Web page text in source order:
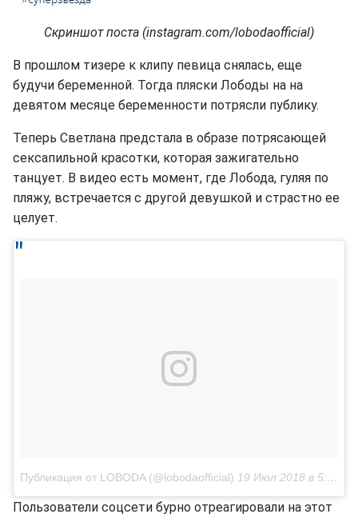
Скриншот поста (instagram.com/lobodaofficial)
В прошлом тизере к клипу певица снялась, еще
будучи беременной. Тогда пляски Лободы на на
девятом месяце беременности потрясли публику.
Теперь Светлана предстала в образе потрясающей
сексапильной красотки, которая зажигательно
танцует. В видео есть момент, где Лобода, гуляя по
пляжу, встречается с другой девушкой и страстно ее
целует.
Публикация от LOBODA (@lobodaofficial) 19 Июл 2018 в 5:11 PDT
Пользователи соцсети бурно отреагировали на этот